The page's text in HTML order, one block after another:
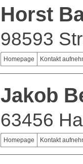
Horst
98593
Homepage Kontakt
Jakob
63456
Homepage Kontakt